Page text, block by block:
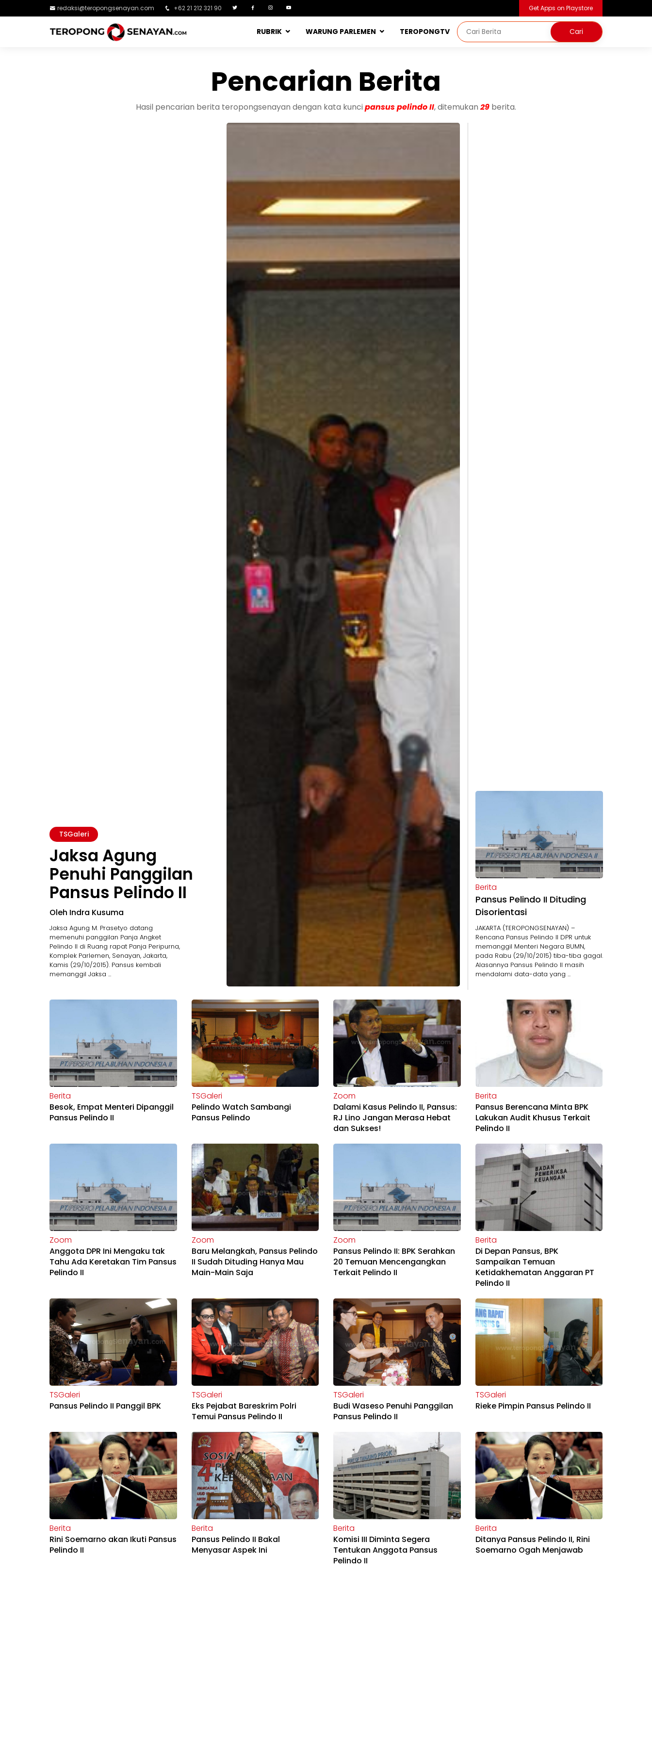
redaksi@teropongsenayan.com +62 21 212 321 90 Get Apps on Playstore
RUBRIK WARUNG PARLEMEN TEROPONGTV
Pencarian Berita
Hasil pencarian berita teropongsenayan dengan kata kuncipansus pelindo II, ditemukan 29 berita.
TSGaleri
Jaksa Agung
Penuhi Panggilan
Pansus Pelindo II
Oleh Indra Kusuma
Jaksa Agung M. Prasetyo datang
memenuhi panggilan Panja Angket
Pelindo II di Ruang rapat Panja Peripurna,
Komplek Parlemen, Senayan, Jakarta,
Kamis (29/10/2015). Pansus kembali
memanggil Jaksa ...
Berita
Pansus Pelindo II Dituding
Disorientasi
JAKARTA (TEROPONGSENAYAN) –
Rencana Pansus Pelindo II DPR untuk
memanggil Menteri Negara BUMN,
pada Rabu (29/10/2015) tiba-tiba gagal.
Alasannya Pansus Pelindo II masih
mendalami data-data yang ...
Berita
Besok, Empat Menteri Dipanggil
Pansus Pelindo II
TSGaleri
Pelindo Watch Sambangi
Pansus Pelindo
Zoom
Dalami Kasus Pelindo II, Pansus:
RJ Lino Jangan Merasa Hebat
dan Sukses!
Berita
Pansus Berencana Minta BPK
Lakukan Audit Khusus Terkait
Pelindo II
Zoom
Anggota DPR Ini Mengaku tak
Tahu Ada Keretakan Tim Pansus
Pelindo II
Zoom
Baru Melangkah, Pansus Pelindo
II Sudah Dituding Hanya Mau
Main-Main Saja
Zoom
Pansus Pelindo II: BPK Serahkan
20 Temuan Mencengangkan
Terkait Pelindo II
Berita
Di Depan Pansus, BPK
Sampaikan Temuan
Ketidakhematan Anggaran PT
Pelindo II
TSGaleri
Pansus Pelindo II Panggil BPK
TSGaleri
Eks Pejabat Bareskrim Polri
Temui Pansus Pelindo II
TSGaleri
Budi Waseso Penuhi Panggilan
Pansus Pelindo II
TSGaleri
Rieke Pimpin Pansus Pelindo II
Berita
Rini Soemarno akan Ikuti Pansus
Pelindo II
Berita
Pansus Pelindo II Bakal
Menyasar Aspek Ini
Berita
Komisi III Diminta Segera
Tentukan Anggota Pansus
Pelindo II
Berita
Ditanya Pansus Pelindo II, Rini
Soemarno Ogah Menjawab